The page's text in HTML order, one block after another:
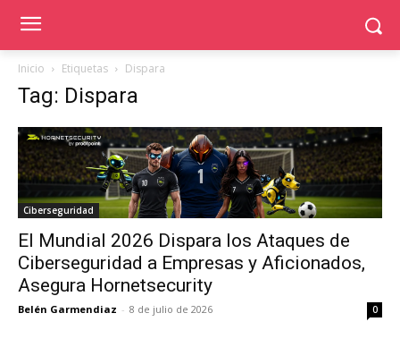
Inicio Etiquetas Dispara
Tag: Dispara
Ciberseguridad
El Mundial 2026 Dispara los Ataques de
Ciberseguridad a Empresas y Aficionados,
Asegura Hornetsecurity
Belén Garmendiaz - 8 de julio de 2026 0